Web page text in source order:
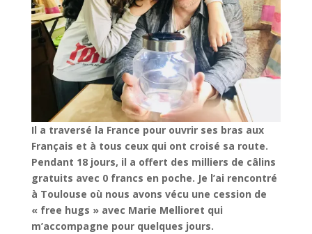
Il a traversé la France pour ouvrir ses bras aux
Français et à tous ceux qui ont croisé sa route.
Pendant 18 jours, il a offert des milliers de câlins
gratuits avec 0 francs en poche. Je l’ai rencontré
à Toulouse où nous avons vécu une cession de
« free hugs » avec Marie Mellioret qui
m’accompagne pour quelques jours.